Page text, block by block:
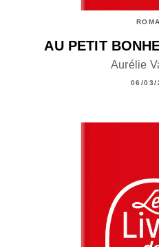
AU PETIT
Aurélie
06/03/